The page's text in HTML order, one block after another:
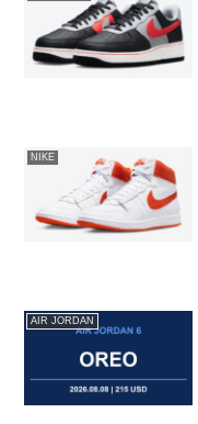
NIKE
AIR JORDAN